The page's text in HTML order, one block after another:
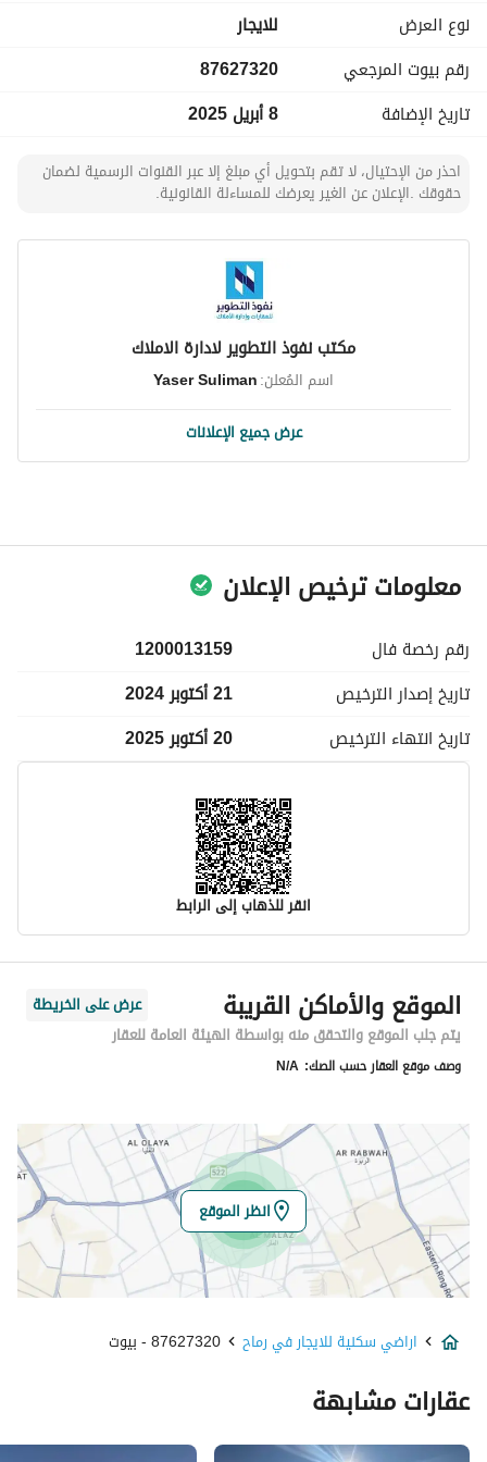
نوع العرض
للايجار
رقم بيوت المرجعي
87627320
تاريخ الإضافة
8 أبريل 2025
احذر من الإحتيال، لا تقم بتحويل أي مبلغ إلا عبر القنوات الرسمية لضمان
حقوقك .الإعلان عن الغير يعرضك للمساءلة القانونية.
مكتب نفوذ التطوير لادارة الاملاك
اسم المُعلن:Yaser Suliman
عرض جميع الإعلانات
معلومات ترخيص الإعلان
رقم رخصة فال
1200013159
تاريخ إصدار الترخيص
21 أكتوبر 2024
تاريخ انتهاء الترخيص 20 أكتوبر 2025
انقر للذهاب إلى الرابط
معلومات مسؤول الإعلان
اسم المسؤول
-
رقم المسؤول
-
الموقع
المنطقة
منطقة الرياض
المدينة
رماح
الحي
-
اسم الشارع
-
الرمز البريدي
رقم المبنى
2820
الموقع والأماكن القريبة
عرض على الخريطة
يتم جلب الموقع والتحقق منه بواسطة الهيئة العامة للعقار
وصف موقع العقار حسب الصك: N/A
انظر الموقع
اراضي سكنية للايجار في رماح 87627320 - بيوت
عقارات مشابهة